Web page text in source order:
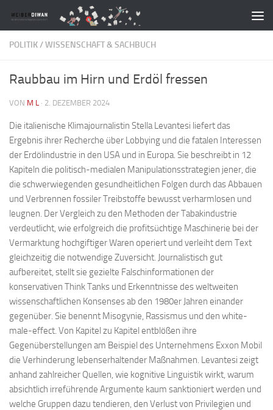
Zum Inhalt springen
POLITIK/WISSENSCHAFT & SACHBUCH
Raubbau im Hirn und Erdöl fressen
VON M L · 2. DEZEMBER 2024
Die italienische Klimajournalistin Stella Levantesi liefert das
Ergebnis ihrer Recherche über Lobbying und die fatalen Interessen
der Erdölindustrie in den USA und in Europa. Sie beschreibt in 12
Kapiteln die politisch-medialen Manipulationsstrategien jener, die
die schwerwiegenden gesundheitlichen Folgen durch das Abbauen
und Verbrennen fossiler Treibstoffe bewusst verharmlosen und
leugnen. Der Vergleich zu den Methoden der Tabakindustrie
verdeutlicht, wie erfolgreich die profitsüchtige Maschinerie bei der
Vermarktung hochgiftiger Waren operiert und verleiht dem Text
gleichzeitig die notwendige Zuversicht. Journalistisch gut
aufbereitet, stellt sie gezielte Falschinformationen der
konservativen Think Tanks und Erkenntnisse des weltweiten
wissenschaftlichen Konsenses ab den 1980er Jahren einander
gegenüber. Sie benennt Misogynie, Rassismus und den white-
male-effect. Von Kapitel zu Kapitel entblößen ihre
Gegenüberstellungen am Beispiel des Unternehmens Exxon Mobil
die Verhinderung lebenserhaltender Maßnahmen. Levantesi zeigt
anhand zahlreicher Quellen, wie kognitive Linguistik wirkt, warum
absichtlich irreführende Argumente kaum sanktioniert werden und
welche Gruppen dazu tendieren, den Verlust von Privilegien und